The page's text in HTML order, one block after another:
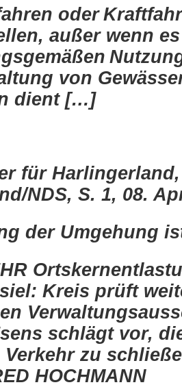
oder
außer wenn
von
dient […]
für Harlingerland,
NDS, S. 1, 08.
der Umgehung
Kreis prüft
schlägt vor,
Verkehr zu
HOCHMANN